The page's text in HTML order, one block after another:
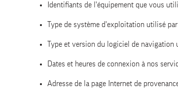
Identifiants de l'équipement que vous
Type de système d'exploitation utilisé
Type et version du logiciel de
Dates et heures de connexion à nos
Adresse de la page Internet de